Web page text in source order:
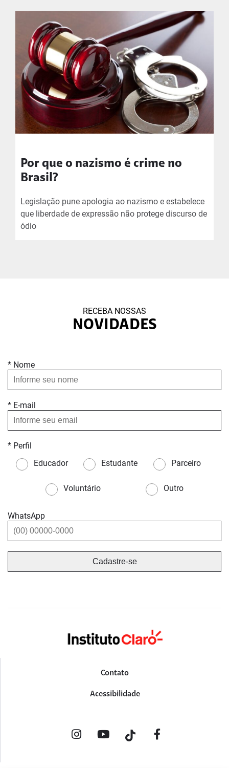
Por que o nazismo é crime no
Brasil?
Legislação pune apologia ao nazismo e estabelece
que liberdade de expressão não protege discurso de
ódio
RECEBA NOSSAS
NOVIDADES
* Nome
* E-mail
* Perfil
Educador
Estudante Parceiro
Voluntário Outro
WhatsApp
Contato
Acessibilidade